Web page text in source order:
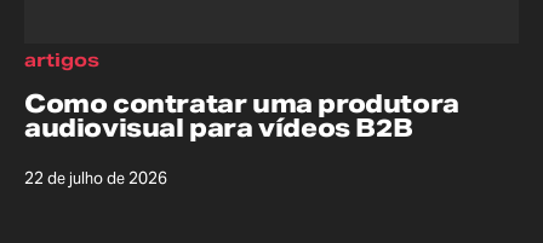
Como contratar uma produtora
audiovisual para vídeos B2B
22 de julho de 2026
artigos